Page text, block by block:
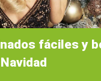
fáciles y